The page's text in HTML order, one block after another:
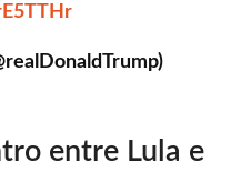
entre Lula e